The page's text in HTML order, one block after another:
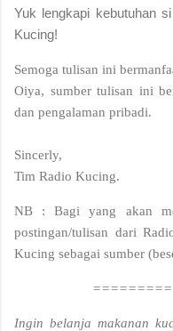
Yuk lengkapi kebutuhan
Kucing!
Semoga tulisan ini
Oiya, sumber tulisan ini
dan pengalaman pribadi.
Sincerly,
Tim Radio Kucing.
NB : Bagi yang akan
postingan/tulisan dari
Kucing sebagai sumber
Ingin belanja makanan